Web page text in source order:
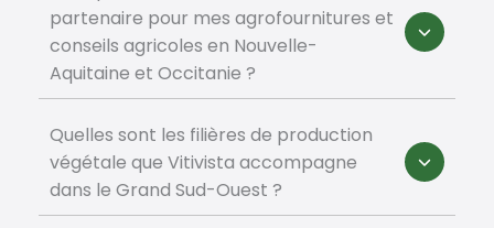
partenaire pour mes agrofournitures et
conseils agricoles en Nouvelle-
Aquitaine et Occitanie ?
Quelles sont les filières de production
végétale que Vitivista accompagne
dans le Grand Sud-Ouest ?